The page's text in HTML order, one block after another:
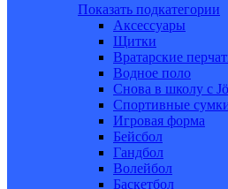
Показать подкатегории
Аксессуары
Щитки
Вратарские
Водное поло
Снова в школу c
Спортивные
Игровая форма
Бейсбол
Гандбол
Волейбол
Баскетбол